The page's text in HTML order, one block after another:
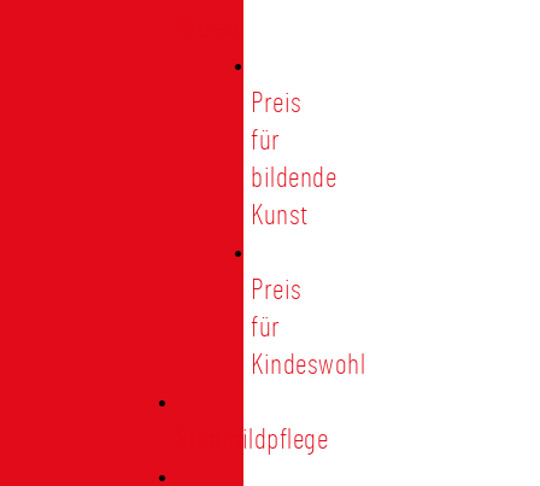
Preis
für
bildende
Kunst
Preis
für
Kindeswohl
Stadtbildpflege